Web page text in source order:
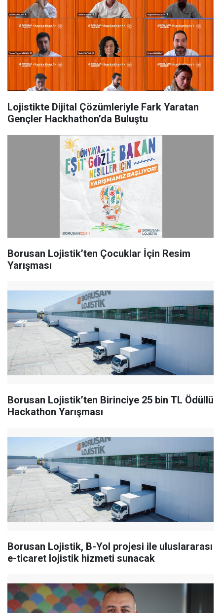
Lojistikte Dijital Çözümleriyle Fark Yaratan
Gençler Hackhathon’da Buluştu
Borusan Lojistik’ten Çocuklar İçin Resim
Yarışması
Borusan Lojistik’ten Birinciye 25 bin TL Ödüllü
Hackathon Yarışması
Borusan Lojistik, B-Yol projesi ile uluslararası
e-ticaret lojistik hizmeti sunacak